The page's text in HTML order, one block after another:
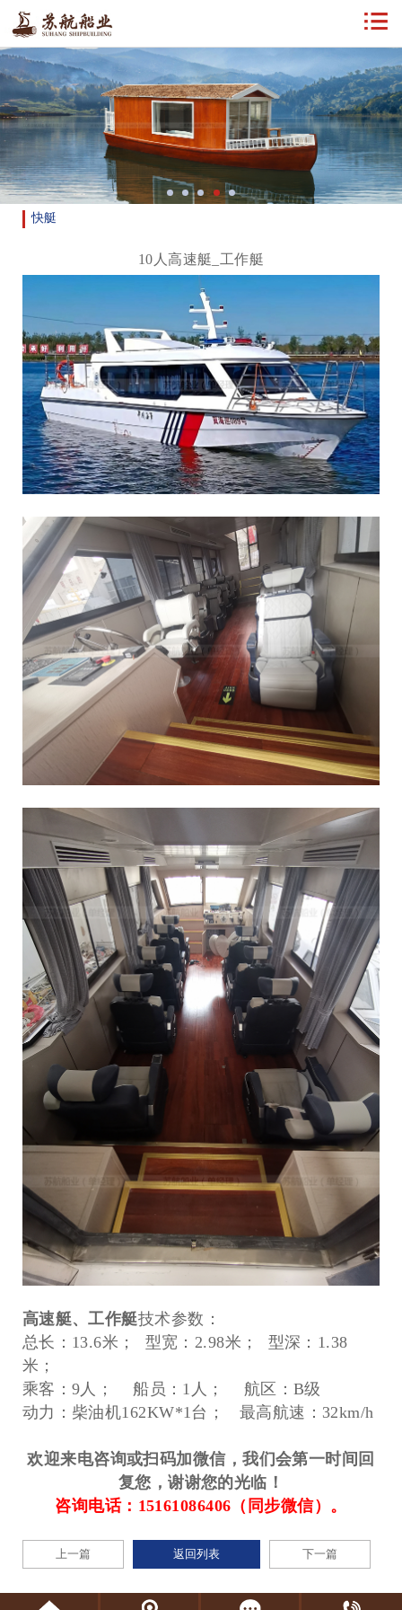
快艇
10人高速艇_工作艇
高速艇、工作艇技术参数：
总长：13.6米； 型宽：2.98米； 型深：1.38
米；
乘客：9人； 船员：1人； 航区：B级
动力：柴油机162KW*1台； 最高航速：32km/h
欢迎来电咨询或扫码加微信，我们会第一时间回
复您，谢谢您的光临！
咨询电话：15161086406（同步微信）。
上一篇 返回列表 下一篇